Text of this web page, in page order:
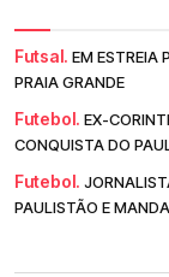
Futsal. EM ESTREIA
PRAIA GRANDE
Futebol. EX-
CONQUISTA DO
Futebol.
PAULISTÃO E